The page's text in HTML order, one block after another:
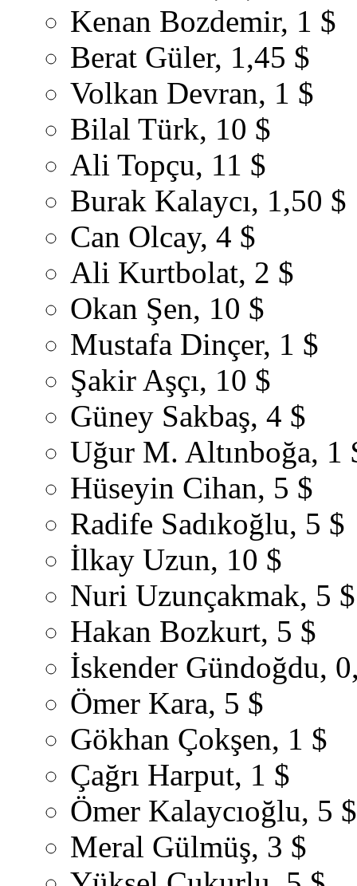
Kenan Bozdemir, 1 $
Berat Güler, 1,45 $
Volkan Devran, 1 $
Bilal Türk, 10 $
Ali Topçu, 11 $
Burak Kalaycı, 1,50 $
Can Olcay, 4 $
Ali Kurtbolat, 2 $
Okan Şen, 10 $
Mustafa Dinçer, 1 $
Şakir Aşçı, 10 $
Güney Sakbaş, 4 $
Uğur M. Altınboğa, 1
Hüseyin Cihan, 5 $
Radife Sadıkoğlu, 5 $
İlkay Uzun, 10 $
Nuri Uzunçakmak, 5 $
Hakan Bozkurt, 5 $
İskender Gündoğdu,
Ömer Kara, 5 $
Gökhan Çokşen, 1 $
Çağrı Harput, 1 $
Ömer Kalaycıoğlu, 5 $
Meral Gülmüş, 3 $